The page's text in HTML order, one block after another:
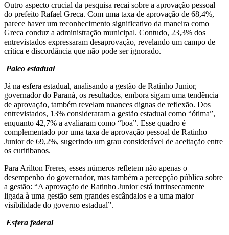
Outro aspecto crucial da pesquisa recai sobre a aprovação pessoal
do prefeito Rafael Greca. Com uma taxa de aprovação de 68,4%,
parece haver um reconhecimento significativo da maneira como
Greca conduz a administração municipal. Contudo, 23,3% dos
entrevistados expressaram desaprovação, revelando um campo de
crítica e discordância que não pode ser ignorado.
Palco estadual
Já na esfera estadual, analisando a gestão de Ratinho Junior,
governador do Paraná, os resultados, embora sigam uma tendência
de aprovação, também revelam nuances dignas de reflexão. Dos
entrevistados, 13% consideraram a gestão estadual como “ótima”,
enquanto 42,7% a avaliaram como “boa”. Esse quadro é
complementado por uma taxa de aprovação pessoal de Ratinho
Junior de 69,2%, sugerindo um grau considerável de aceitação entre
os curitibanos.
Para Arilton Freres, esses números refletem não apenas o
desempenho do governador, mas também a percepção pública sobre
a gestão: “A aprovação de Ratinho Junior está intrinsecamente
ligada à uma gestão sem grandes escândalos e a uma maior
visibilidade do governo estadual”.
Esfera federal